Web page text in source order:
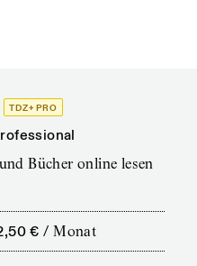
TDZ+ PRO
Bücher online lesen
€ /Monat